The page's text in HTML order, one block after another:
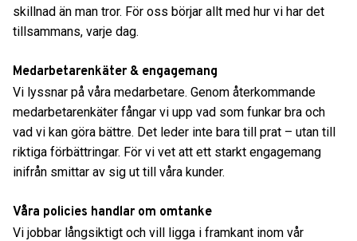
skillnad än man tror. För oss börjar allt med hur vi har det
tillsammans, varje dag.
Medarbetarenkäter & engagemang
Vi lyssnar på våra medarbetare. Genom återkommande
medarbetarenkäter fångar vi upp vad som funkar bra och
vad vi kan göra bättre. Det leder inte bara till prat – utan till
riktiga förbättringar. För vi vet att ett starkt engagemang
inifrån smittar av sig ut till våra kunder.
Våra policies handlar om omtanke
Vi jobbar långsiktigt och vill ligga i framkant inom vår